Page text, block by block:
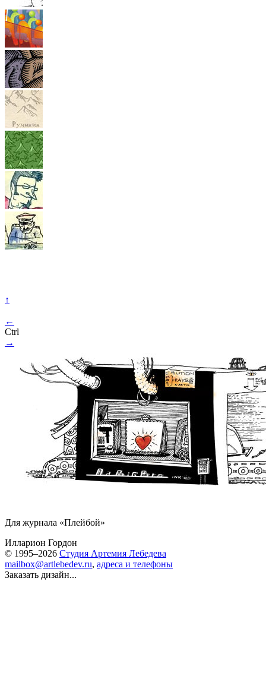
↑
←
Ctrl
→
Для журнала «Плейбой»
Илларион Гордон
© 1995–2026 Студия Артемия Лебедева
mailbox@artlebedev.ru, адреса и телефоны
Заказать дизайн...